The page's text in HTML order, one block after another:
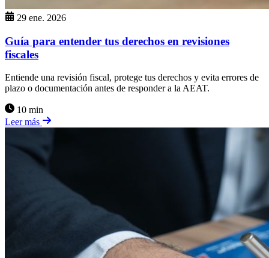
29 ene. 2026
Guía para entender tus derechos en revisiones
fiscales
Entiende una revisión fiscal, protege tus derechos y evita errores de
plazo o documentación antes de responder a la AEAT.
10 min
Leer más